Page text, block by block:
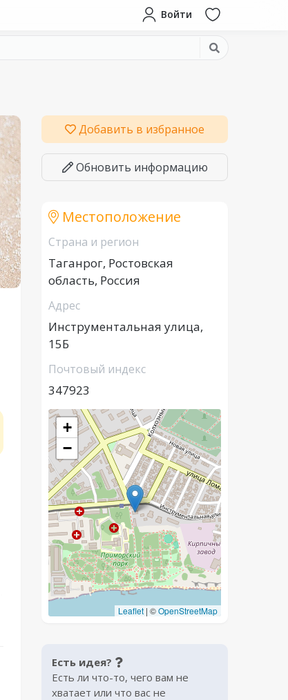
Войти
Добавить в избранное
Обновить информацию
Местоположение
Страна и регион
Таганрог, Ростовская
область, Россия
Адрес
Инструментальная улица,
15Б
Почтовый индекс
347923
+
−
Leaflet | ©OpenStreetMap
Есть идея?
Есть ли что-то, чего вам не
хватает или что вас не